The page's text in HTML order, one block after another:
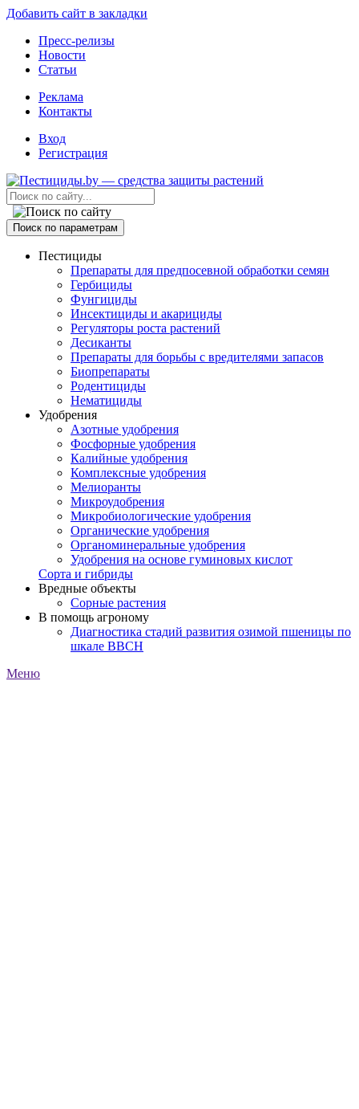
Добавить сайт в закладки
Пресс-релизы
Новости
Статьи
Реклама
Контакты
Вход
Регистрация
Поиск по параметрам
Пестициды
Препараты для предпосевной обработки семян
Гербициды
Фунгициды
Инсектициды и акарициды
Регуляторы роста растений
Десиканты
Препараты для борьбы с вредителями запасов
Биопрепараты
Родентициды
Нематициды
Удобрения
Азотные удобрения
Фосфорные удобрения
Калийные удобрения
Комплексные удобрения
Мелиоранты
Микроудобрения
Микробиологические удобрения
Органические удобрения
Органоминеральные удобрения
Удобрения на основе гуминовых кислот
Сорта и гибриды
Вредные объекты
Сорные растения
В помощь агроному
Диагностика стадий развития озимой пшеницы по
шкале ВВСН
Меню